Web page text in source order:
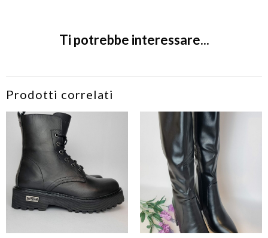
Ti potrebbe interessare...
Prodotti correlati